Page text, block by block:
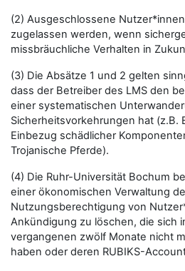
(2) Ausgeschlossene
zugelassen werden, wenn
missbräuchliche Verhalten in
(3) Die Absätze 1 und 2 gelten
dass der Betreiber des LMS den
einer systematischen
Sicherheitsvorkehrungen hat (z.B.
Einbezug schädlicher
Trojanische Pferde).
(4) Die Ruhr-Universität Bochum
einer ökonomischen Verwaltung
Nutzungsberechtigung von
Ankündigung zu löschen, die sich
vergangenen zwölf Monate nicht
haben oder deren RUBIKS-